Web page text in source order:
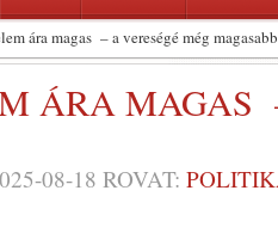
ára magas – a vereségé még magasabb
ÁRA MAGAS
08-18 ROVAT: